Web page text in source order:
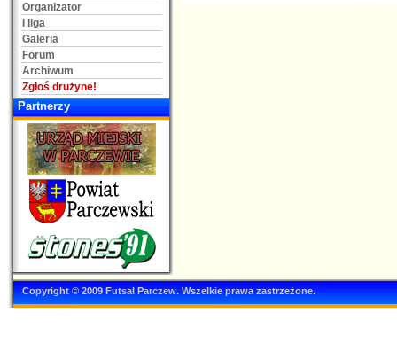
Organizator
I liga
Galeria
Forum
Archiwum
Zgłoś drużyne!
Partnerzy
Copyright © 2009 Futsal Parczew. Wszelkie prawa zastrzeżone.